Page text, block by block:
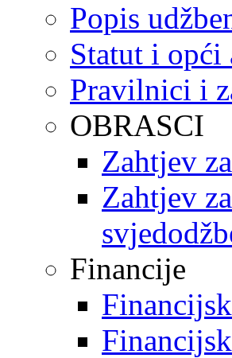
Popis
Statut i opći
Pravilnici i
OBRASCI
Zahtjev
Zahtjev
Financije